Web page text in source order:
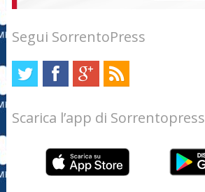
Segui SorrentoPress
Scarica l’app di Sorrentopress